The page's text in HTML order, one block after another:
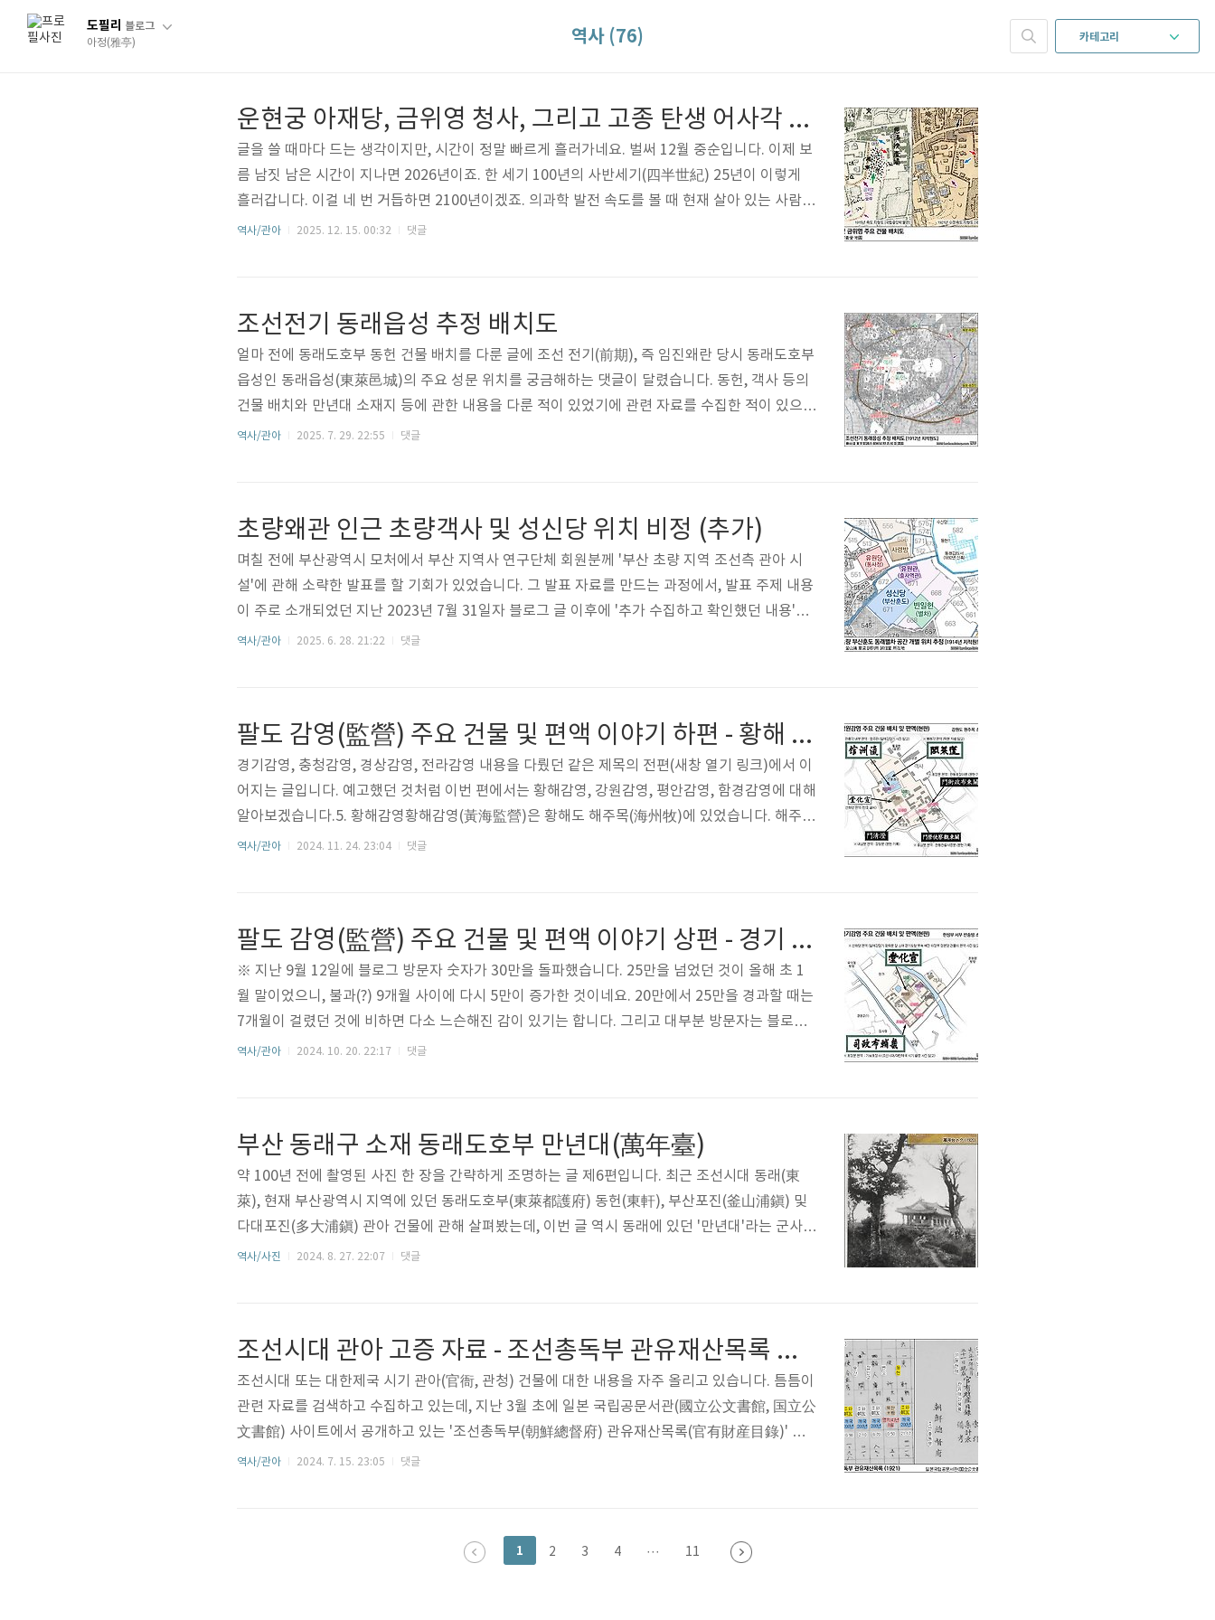
도필리 블로그
아정(雅亭) 카테고리
역사 (76)
운현궁 아재당, 금위영 청사, 그리고 고종 탄생 어사각 이야기
글을 쓸 때마다 드는 생각이지만, 시간이 정말 빠르게 흘러가네요. 벌써 12월 중순입니다. 이제 보
름 남짓 남은 시간이 지나면 2026년이죠. 한 세기 100년의 사반세기(四半世紀) 25년이 이렇게
흘러갑니다. 이걸 네 번 거듭하면 2100년이겠죠. 의과학 발전 속도를 볼 때 현재 살아 있는 사람들
가운데 저를 포함해서 많은 수가 그때까지 살아 있기 어려울 것이라는 사실이 참으로 아쉽게 느껴
宮) 아재당(我在堂) 건물에 대해서는 ..
역사/관아 2025. 12. 15. 00:32 댓글
조선전기 동래읍성 추정 배치도
얼마 전에 동래도호부 동헌 건물 배치를 다룬 글에 조선 전기(前期), 즉 임진왜란 당시 동래도호부
읍성인 동래읍성(東萊邑城)의 주요 성문 위치를 궁금해하는 댓글이 달렸습니다. 동헌, 객사 등의
건물 배치와 만년대 소재지 등에 관한 내용을 다룬 적이 있었기에 관련 자료를 수집한 적이 있으므
로 그 내용을 토대로 조선시대 동래읍성 배치에 관해서 (간략하게) 알아보겠습니다.동래읍성은 1
래읍성이라고 봅니다.필자가 1912년경 ..
역사/관아 2025. 7. 29. 22:55 댓글
초량왜관 인근 초량객사 및 성신당 위치 비정 (추가)
며칠 전에 부산광역시 모처에서 부산 지역사 연구단체 회원분께 '부산 초량 지역 조선측 관아 시
설'에 관해 소략한 발표를 할 기회가 있었습니다. 그 발표 자료를 만드는 과정에서, 발표 주제 내용
이 주로 소개되었던 지난 2023년 7월 31일자 블로그 글 이후에 '추가 수집하고 확인했던 내용'을
보완하고 강화하는 차원에서 수록할 수 있었고, 발표가 끝난 지금 간단히 3개 이미지로 축약해 올
기'가 1909년이고 실제 '지도 작성 시점'..
역사/관아 2025. 6. 28. 21:22 댓글
팔도 감영(監營) 주요 건물 및 편액 이야기 하편 - 황해 강원 평안 함경도
경기감영, 충청감영, 경상감영, 전라감영 내용을 다뤘던 같은 제목의 전편(새창 열기 링크)에서 이
어지는 글입니다. 예고했던 것처럼 이번 편에서는 황해감영, 강원감영, 평안감영, 함경감영에 대해
알아보겠습니다.5. 황해감영황해감영(黃海監營)은 황해도 해주목(海州牧)에 있었습니다. 해주읍
성 서문(西門)인 선위문(宣威門) 안쪽에 자리하고 있었으며, 일제강점기를 거치면서 감영 앞 연못
다른 곳으로 이전되었던 것으로 보입니다. 정확..
역사/관아 2024. 11. 24. 23:04 댓글
팔도 감영(監營) 주요 건물 및 편액 이야기 상편 - 경기 충청 경상 전라도
※ 지난 9월 12일에 블로그 방문자 숫자가 30만을 돌파했습니다. 25만을 넘었던 것이 올해 초 1
월 말이었으니, 불과(?) 9개월 사이에 다시 5만이 증가한 것이네요. 20만에서 25만을 경과할 때는
7개월이 걸렸던 것에 비하면 다소 느슨해진 감이 있기는 합니다. 그리고 대부분 방문자는 블로그
의 주 컨텐츠인 조선시대 관아 건축물에 관한 것이라기보다는 군사, 군대에 관한 게시물 때문에 찾
등 조선시대 팔도(八道) 감영..
역사/관아 2024. 10. 20. 22:17 댓글
부산 동래구 소재 동래도호부 만년대(萬年臺)
약 100년 전에 촬영된 사진 한 장을 간략하게 조명하는 글 제6편입니다. 최근 조선시대 동래(東
萊), 현재 부산광역시 지역에 있던 동래도호부(東萊都護府) 동헌(東軒), 부산포진(釜山浦鎭) 및
다대포진(多大浦鎭) 관아 건물에 관해 살펴봤는데, 이번 글 역시 동래에 있던 '만년대'라는 군사
시설물에 대한 짧은 글입니다.위 사진은 일제강점기 때 발행된 동래온천 근교 회엽서(繪葉書, 사
공간이었습니다. 동래 지역의 육군 군부대인..
역사/사진 2024. 8. 27. 22:07 댓글
조선시대 관아 고증 자료 - 조선총독부 관유재산목록 기록물
조선시대 또는 대한제국 시기 관아(官衙, 관청) 건물에 대한 내용을 자주 올리고 있습니다. 틈틈이
관련 자료를 검색하고 수집하고 있는데, 지난 3월 초에 일본 국립공문서관(國立公文書館, 国立公
文書館) 사이트에서 공개하고 있는 '조선총독부(朝鮮總督府) 관유재산목록(官有財産目錄)' 기
록물을 발견(?)할 수 있었습니다. 국립공문서관은 우리나라의 국가기록원(國家記錄院)과 비슷한
데, 본 글에서 중점적으로 다룰 내용은 1932년본보다 이른 시기에 제작된 자료인 대정11년본입니
다. 1922년(1921년 3월 31일 기준)과 ..
역사/관아 2024. 7. 15. 23:05 댓글
1 2 3 4 ··· 11